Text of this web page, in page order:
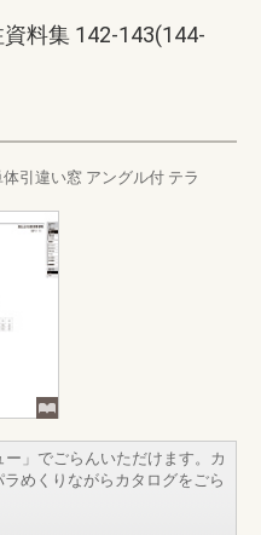
料集 142-143(144-
体引違い窓 アングル付 テラ
」でごらんいただけます。カ
めくりながらカタログをごら